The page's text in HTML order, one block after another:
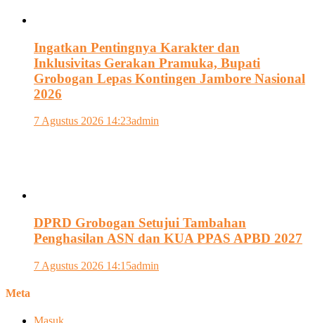
Ingatkan Pentingnya Karakter dan
Inklusivitas Gerakan Pramuka, Bupati
Grobogan Lepas Kontingen Jambore Nasional
2026
7 Agustus 2026 14:23admin
DPRD Grobogan Setujui Tambahan
Penghasilan ASN dan KUA PPAS APBD 2027
7 Agustus 2026 14:15admin
Meta